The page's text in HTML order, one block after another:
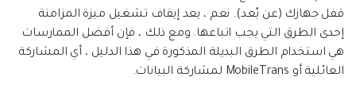
قفل جهازك (عن بُعد). نعم ، يعد إيقاف تشغيل ميزة المزامنة
إحدى الطرق التي يجب اتباعها. ومع ذلك ، فإن أفضل الممارسات
هي استخدام الطرق البديلة المذكورة في هذا الدليل ، أي المشاركة
العائلية أو MobileTrans لمشاركة البيانات.